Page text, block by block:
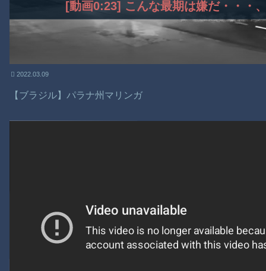
[動画0:23] こんな最期は嫌だ・・・
2022.03.09
【ブラジル】パラナ州マリンガ